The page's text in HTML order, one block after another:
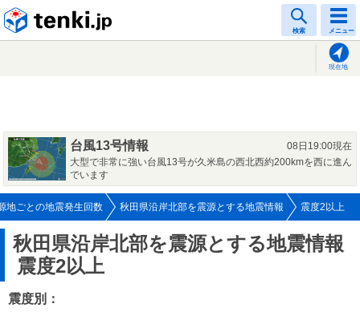
検索 メニュー
現在地
台風13号情報
08日19:00現在
大型で非常に強い台風13号が久米島の西北西約200kmを西に進ん
でいます
地ごとの地震発生回数 秋田県沿岸北部を震源とする地震情報 震度2以上
秋田県沿岸北部を震源とする地震情報
震度2以上
震度別：